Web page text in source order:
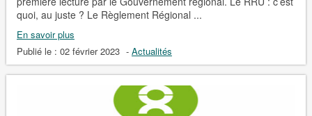
quoi, au juste ? Le Règlement Régional ...
En savoir plus
Publié le : 02 février 2023 - Actualités